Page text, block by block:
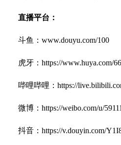
直播平台：
斗鱼：www.douyu.com/100
虎牙：https://www.huya.com/
哔哩哔哩：https://
微博：https://weibo.com/u/
抖音：https://v.douyin.com/